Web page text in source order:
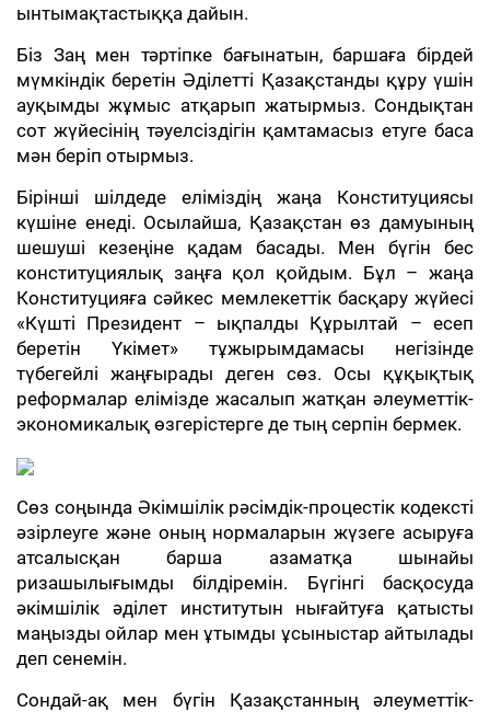
ынтымақтастыққа дайын.
Біз Заң мен тәртіпке бағынатын, баршаға бірдей
мүмкіндік беретін Әділетті Қазақстанды құру үшін
ауқымды жұмыс атқарып жатырмыз. Сондықтан
сот жүйесінің тәуелсіздігін қамтамасыз етуге баса
мән беріп отырмыз.
Бірінші шілдеде еліміздің жаңа Конституциясы
күшіне енеді. Осылайша, Қазақстан өз дамуының
шешуші кезеңіне қадам басады. Мен бүгін бес
конституциялық заңға қол қойдым. Бұл – жаңа
Конституцияға сәйкес мемлекеттік басқару жүйесі
«Күшті Президент – ықпалды Құрылтай – есеп
беретін Үкімет» тұжырымдамасы негізінде
түбегейлі жаңғырады деген сөз. Осы құқықтық
реформалар елімізде жасалып жатқан әлеуметтік-
экономикалық өзгерістерге де тың серпін бермек.
Сөз соңында Әкімшілік рәсімдік-процестік кодексті
әзірлеуге және оның нормаларын жүзеге асыруға
атсалысқан барша азаматқа шынайы
ризашылығымды білдіремін. Бүгінгі басқосуда
әкімшілік әділет институтын нығайтуға қатысты
маңызды ойлар мен ұтымды ұсыныстар айтылады
деп сенемін.
Сондай-ақ мен бүгін Қазақстанның әлеуметтік-